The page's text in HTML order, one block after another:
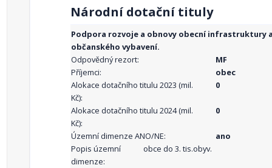
Národní dotační tituly
Podpora rozvoje a obnovy obecní infrastruktury
občanského vybavení.
Odpovědný rezort:
MF
Příjemci:
obec
Alokace dotačního titulu 2023 (mil.
Kč):
0
Alokace dotačního titulu 2024 (mil.
Kč):
0
Územní dimenze ANO/NE:
ano
Popis územní
dimenze:
obce do 3. tis.obyv.